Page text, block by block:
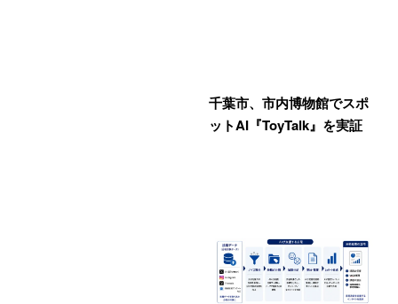
千葉市、市内博物館でスポ
ットAI『ToyTalk』を実証